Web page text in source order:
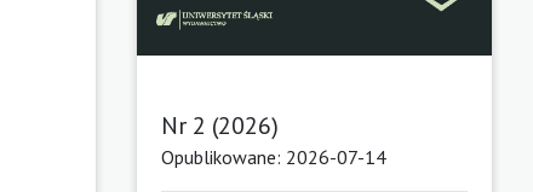
Nr 2 (2026)
Opublikowane: 2026-07-14